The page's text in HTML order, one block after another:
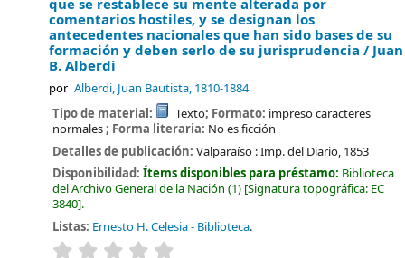
que se restablece su mente alterada por
comentarios hostiles, y se designan los
antecedentes nacionales que han sido bases de su
formación y deben serlo de su jurisprudencia / Juan
B. Alberdi
por Alberdi, Juan Bautista, 1810-1884
Tipo de material: Texto; Formato: impreso caracteres
normales; Forma literaria: No es ficción
Detalles de publicación:Valparaíso :Imp. del Diario, 1853
Disponibilidad:Ítems disponibles para préstamo: Biblioteca
del Archivo General de la Nación (1) Signatura topográfica: EC
3840 .
Listas: Ernesto H. Celesia - Biblioteca.
valoración